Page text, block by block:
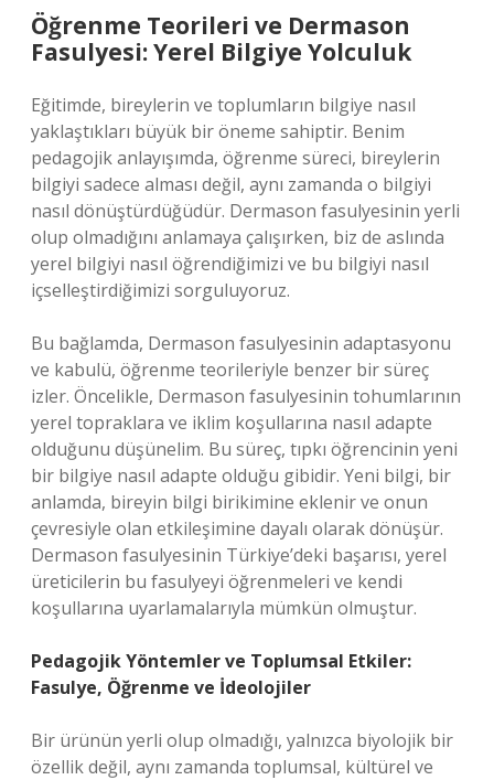
Öğrenme Teorileri ve Dermason
Fasulyesi: Yerel Bilgiye Yolculuk
Eğitimde, bireylerin ve toplumların bilgiye nasıl
yaklaştıkları büyük bir öneme sahiptir. Benim
pedagojik anlayışımda, öğrenme süreci, bireylerin
bilgiyi sadece alması değil, aynı zamanda o bilgiyi
nasıl dönüştürdüğüdür. Dermason fasulyesinin yerli
olup olmadığını anlamaya çalışırken, biz de aslında
yerel bilgiyi nasıl öğrendiğimizi ve bu bilgiyi nasıl
içselleştirdiğimizi sorguluyoruz.
Bu bağlamda, Dermason fasulyesinin adaptasyonu
ve kabulü, öğrenme teorileriyle benzer bir süreç
izler. Öncelikle, Dermason fasulyesinin tohumlarının
yerel topraklara ve iklim koşullarına nasıl adapte
olduğunu düşünelim. Bu süreç, tıpkı öğrencinin yeni
bir bilgiye nasıl adapte olduğu gibidir. Yeni bilgi, bir
anlamda, bireyin bilgi birikimine eklenir ve onun
çevresiyle olan etkileşimine dayalı olarak dönüşür.
Dermason fasulyesinin Türkiye’deki başarısı, yerel
üreticilerin bu fasulyeyi öğrenmeleri ve kendi
koşullarına uyarlamalarıyla mümkün olmuştur.
Pedagojik Yöntemler ve Toplumsal Etkiler:
Fasulye, Öğrenme ve İdeolojiler
Bir ürünün yerli olup olmadığı, yalnızca biyolojik bir
özellik değil, aynı zamanda toplumsal, kültürel ve